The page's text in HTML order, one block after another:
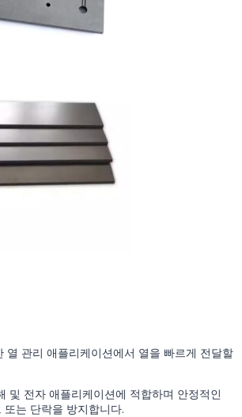
열 관리 애플리케이션에서 열을 빠르게 전달할
및 전자 애플리케이션에 적합하며 안정적인
는 단락을 방지합니다.